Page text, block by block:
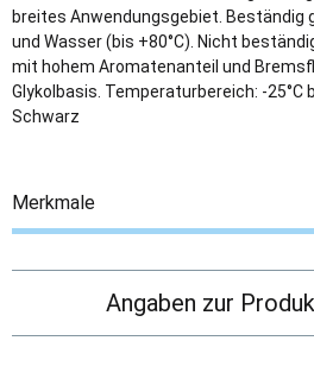
breites Anwendungsgebiet. Beständig
und Wasser (bis +80°C). Nicht
mit hohem Aromatenanteil und
Glykolbasis. Temperaturbereich: -25°C
Schwarz
Merkmale
Angaben zur